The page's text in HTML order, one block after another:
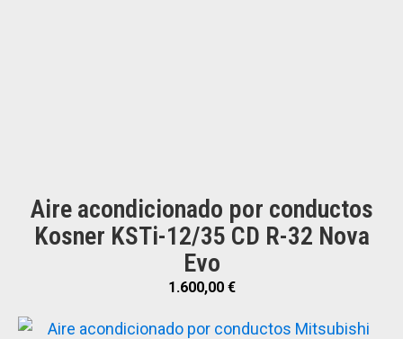
Aire acondicionado por conductos
Kosner KSTi-12/35 CD R-32 Nova
Evo
1.600,00 €